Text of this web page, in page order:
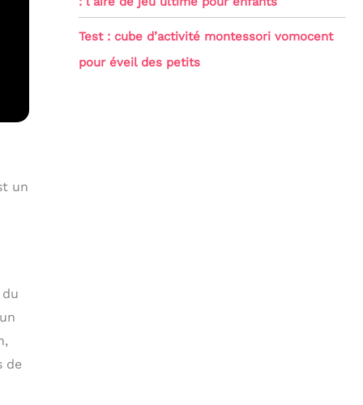
un
de
Test : cube d’activité montessori vomocent
pour éveil des petits